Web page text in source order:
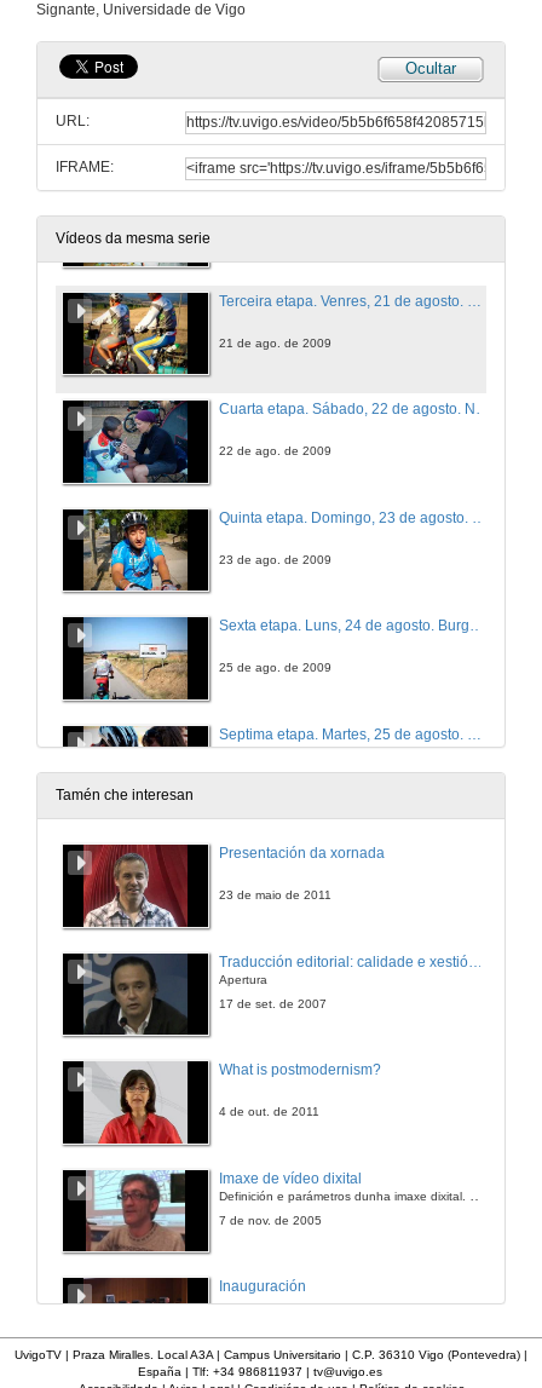
Signante, Universidade de Vigo
Ocultar
URL:
IFRAME:
Vídeos da mesma serie
19 de ago. de 2009
Primeira etapa. Mércores, 19 de agosto. Espinal - Cizur Menor
19 de ago. de 2009
Segunda etapa. Xoves, 20 de agosto. Cizur Menor - Villamayor de Monjardín
21 de ago. de 2009
Cuarta etapa. Sábado, 22 de agosto. Navarrete - Belorado
22 de ago. de 2009
23 de ago. de 2009
Sexta etapa. Luns, 24 de agosto. Burgos - Carrión de los Condes
25 de ago. de 2009
25 de ago. de 2012
Epílogo
Tamén che interesan
Presentación da xornada
23 de maio de 2011
Apertura
17 de set. de 2007
What is postmodernism?
4 de out. de 2011
Imaxe de vídeo dixital
Definición e parámetros dunha imaxe dixital. Resolución e Aspecto. Profundidade da cor. Compresión. Frame por segundo. Entrelazado. Campos, cadros
7 de nov. de 2005
Inauguración
UvigoTV | Praza Miralles. Local A3A | Campus Universitario | C.P. 36310 Vigo (Pontevedra) |
España | Tlf: +34 986811937 | tv@uvigo.es